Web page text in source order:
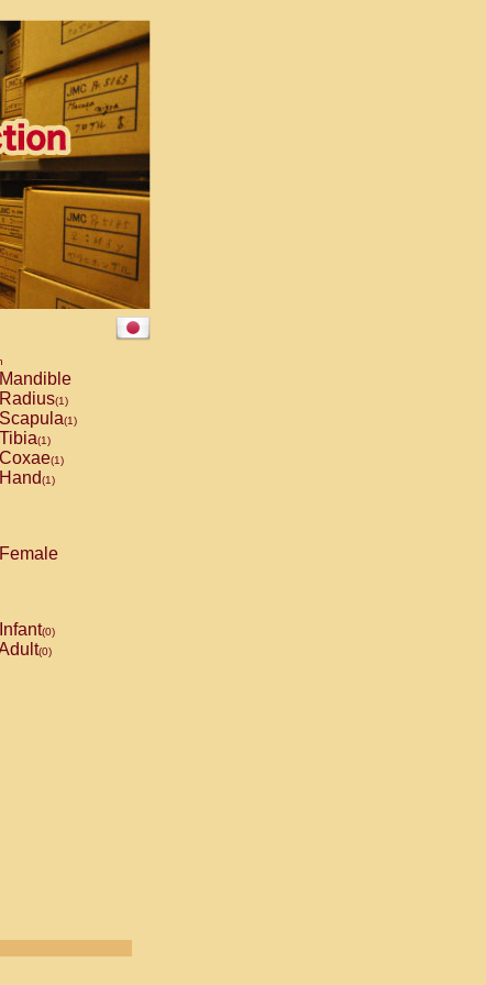
Mandible
Radius(1)
Scapula(1)
Tibia(1)
Coxae(1)
Hand(1)
Female
Infant(0)
(0)